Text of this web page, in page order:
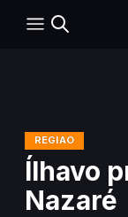
REGIÃO
Ílhavo
Nazaré